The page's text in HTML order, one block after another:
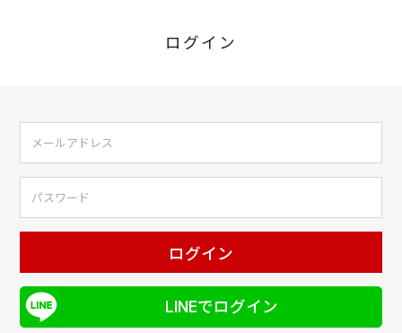
ログイン
ログイン
LINEでログイン